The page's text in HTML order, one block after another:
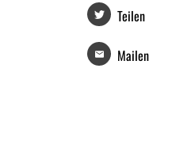
Teilen
Mailen